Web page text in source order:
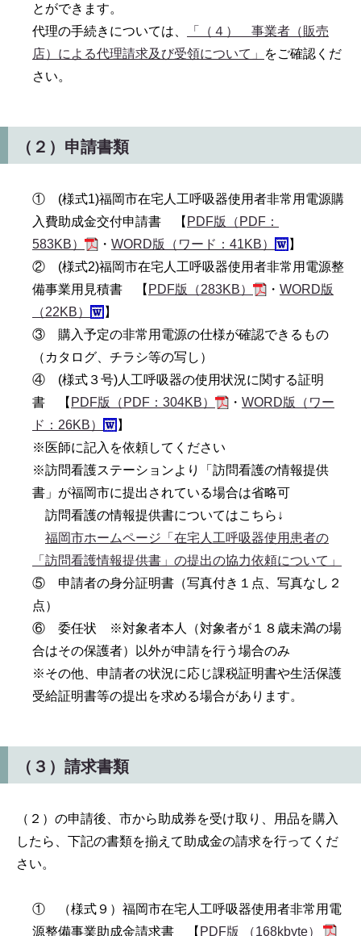
とができます。
代理の手続きについては、
「（４） 事業者（販売
店）による代理請求及び受領について」
をご確認くだ
さい。
（２）申請書類
① (様式1)福岡市在宅人工呼吸器使用者非常用電源購
入費助成金交付申請書 【 PDF版（PDF：
583KB）
・ WORD版（ワード：41KB）
】
② (様式2)福岡市在宅人工呼吸器使用者非常用電源整
備事業用見積書 【 PDF版（283KB） ・ WORD版
（22KB）
】
③ 購入予定の非常用電源の仕様が確認できるもの
（カタログ、チラシ等の写し）
④ (様式３号)人工呼吸器の使用状況に関する証明
書 【 PDF版（PDF：304KB） ・ WORD版（ワー
ド：26KB）
】
※医師に記入を依頼してください
※訪問看護ステーションより「訪問看護の情報提供
書」が福岡市に提出されている場合は省略可
訪問看護の情報提供書についてはこちら↓
福岡市ホームページ「在宅人工呼吸器使用患者の
「訪問看護情報提供書」の提出の協力依頼について」
⑤ 申請者の身分証明書（写真付き１点、写真なし２
点）
⑥ 委任状 ※対象者本人（対象者が１８歳未満の場
合はその保護者）以外が申請を行う場合のみ
※その他、申請者の状況に応じ課税証明書や生活保護
受給証明書等の提出を求める場合があります。
（３）請求書類
（２）の申請後、市から助成券を受け取り、用品を購入
したら、下記の書類を揃えて助成金の請求を行ってくだ
さい。
① （様式９）福岡市在宅人工呼吸器使用者非常用電
源整備事業助成金請求書 【 PDF版 （168kbyte）